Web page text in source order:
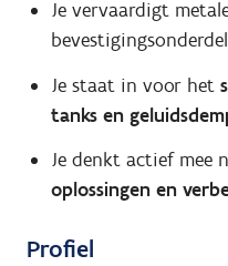
Je vervaardigt
Je staat in voor het
tanks en
Je denkt actief mee
oplossingen en
Profiel